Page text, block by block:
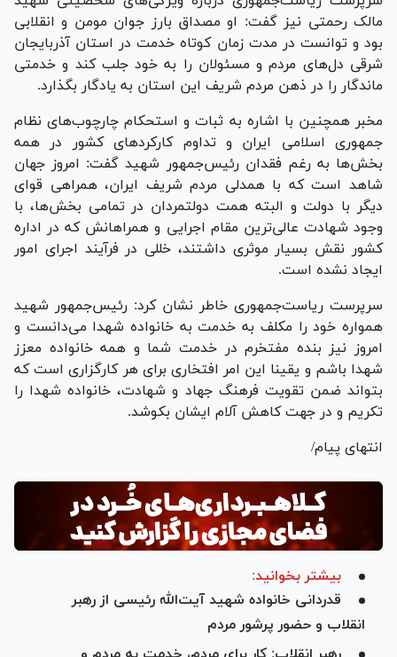
مالک رحمتی نیز گفت: او مصداق بارز جوان مومن و انقلابی
بود و توانست در مدت زمان کوتاه خدمت در استان آذربایجان
شرقی دل‌های مردم و مسئولان را به خود جلب کند و خدمتی
ماندگار را در ذهن مردم شریف این استان به یادگار بگذارد.
مخبر همچنین با اشاره به ثبات و استحکام چارچوب‌های نظام
جمهوری اسلامی ایران و تداوم کارکرد‌های کشور در همه
بخش‌ها به رغم فقدان رئیس‌جمهور شهید گفت: امروز جهان
شاهد است که با همدلی مردم شریف ایران، همراهی قوای
دیگر با دولت و البته همت دولتمردان در تمامی بخش‌ها، با
وجود شهادت عالی‌ترین مقام اجرایی و همراهانش که در اداره
کشور نقش بسیار موثری داشتند، خللی در فرآیند اجرای امور
ایجاد نشده است.
سرپرست ریاست‌جمهوری خاطر نشان کرد: رئیس‌جمهور شهید
همواره خود را مکلف به خدمت به خانواده شهدا می‌دانست و
امروز نیز بنده مفتخرم در خدمت شما و همه خانواده معزز
شهدا باشم و یقینا این امر افتخاری برای هر کارگزاری است که
بتواند ضمن تقویت فرهنگ جهاد و شهادت، خانواده شهدا را
تکریم و در جهت کاهش آلام ایشان بکوشد.
انتهای پیام/
بیشتر بخوانید:
قدردانی خانواده شهید آیت‌الله رئیسی از رهبر
انقلاب و حضور پرشور مردم